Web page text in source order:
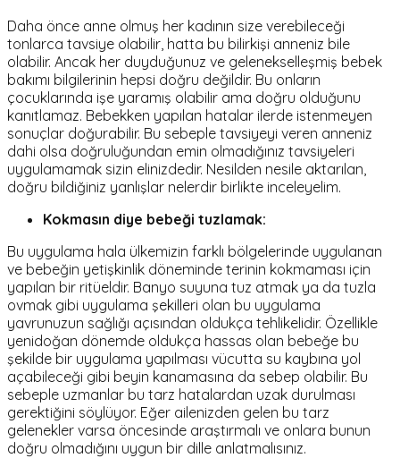
Daha önce anne olmuş her kadının size verebileceği
tonlarca tavsiye olabilir, hatta bu bilirkişi anneniz bile
olabilir. Ancak her duyduğunuz ve gelenekselleşmiş bebek
bakımı bilgilerinin hepsi doğru değildir. Bu onların
çocuklarında işe yaramış olabilir ama doğru olduğunu
kanıtlamaz. Bebekken yapılan hatalar ilerde istenmeyen
sonuçlar doğurabilir. Bu sebeple tavsiyeyi veren anneniz
dahi olsa doğruluğundan emin olmadığınız tavsiyeleri
uygulamamak sizin elinizdedir. Nesilden nesile aktarılan,
doğru bildiğiniz yanlışlar nelerdir birlikte inceleyelim.
Kokmasın diye bebeği tuzlamak:
Bu uygulama hala ülkemizin farklı bölgelerinde uygulanan
ve bebeğin yetişkinlik döneminde terinin kokmaması için
yapılan bir ritüeldir. Banyo suyuna tuz atmak ya da tuzla
ovmak gibi uygulama şekilleri olan bu uygulama
yavrunuzun sağlığı açısından oldukça tehlikelidir. Özellikle
yenidoğan dönemde oldukça hassas olan bebeğe bu
şekilde bir uygulama yapılması vücutta su kaybına yol
açabileceği gibi beyin kanamasına da sebep olabilir. Bu
sebeple uzmanlar bu tarz hatalardan uzak durulması
gerektiğini söylüyor. Eğer ailenizden gelen bu tarz
gelenekler varsa öncesinde araştırmalı ve onlara bunun
doğru olmadığını uygun bir dille anlatmalısınız.